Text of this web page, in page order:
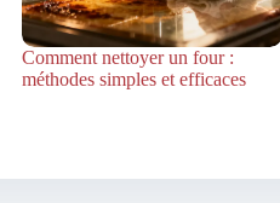
Comment nettoyer un four :
méthodes simples et efficaces